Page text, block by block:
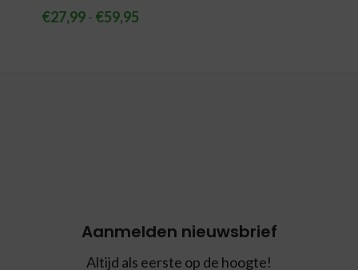
€27,99- €59,95
Aanmelden nieuwsbrief
Altijd als eerste op de hoogte!